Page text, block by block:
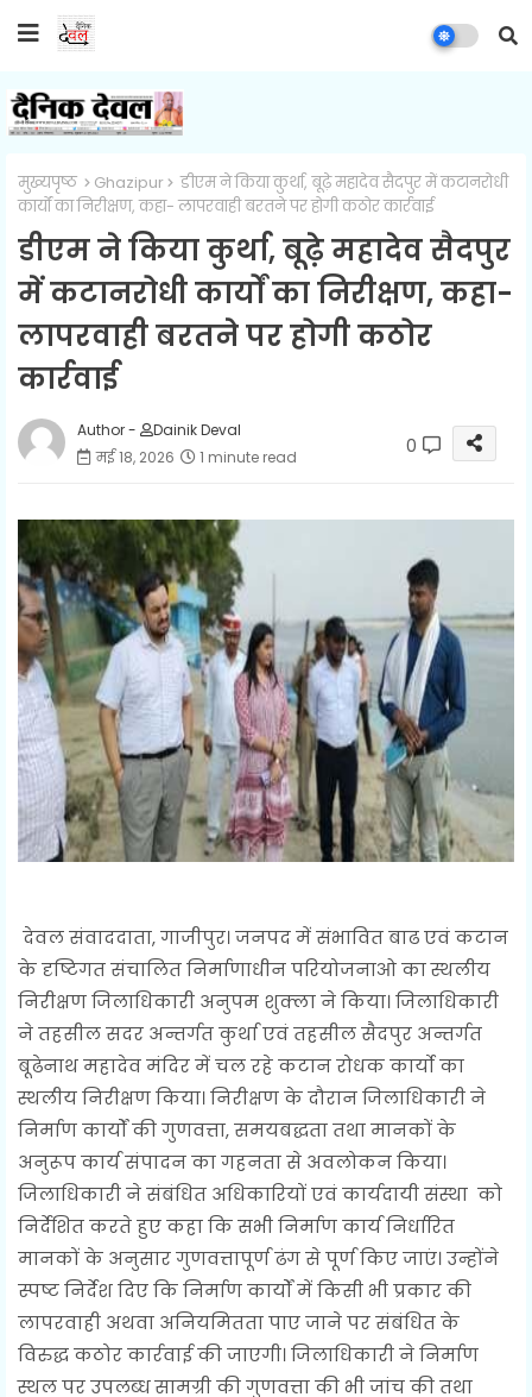
मुख्यपृष्ठ Ghazipur
डीएम ने किया कुर्था, बूढ़े महादेव सैदपुर में कटानरोधी
कार्यों का निरीक्षण, कहा- लापरवाही बरतने पर होगी कठोर कार्रवाई
डीएम ने किया कुर्था, बूढ़े महादेव सैदपुर
में कटानरोधी कार्यों का निरीक्षण, कहा-
लापरवाही बरतने पर होगी कठोर
कार्रवाई
Author -
Dainik Deval
मई 18, 2026
1 minute read 0
देवल संवाददाता, गाजीपुर। जनपद में संभावित बाढ एवं कटान
के दृष्टिगत संचालित निर्माणाधीन परियोजनाओ का स्थलीय
निरीक्षण जिलाधिकारी अनुपम शुक्ला ने किया। जिलाधिकारी
ने तहसील सदर अन्तर्गत कुर्था एवं तहसील सैदपुर अन्तर्गत
बूढेनाथ महादेव मंदिर में चल रहे कटान रोधक कार्यो का
स्थलीय निरीक्षण किया। निरीक्षण के दौरान जिलाधिकारी ने
निर्माण कार्यों की गुणवत्ता, समयबद्धता तथा मानकों के
अनुरूप कार्य संपादन का गहनता से अवलोकन किया।
जिलाधिकारी ने संबंधित अधिकारियों एवं कार्यदायी संस्था को
निर्देशित करते हुए कहा कि सभी निर्माण कार्य निर्धारित
मानकों के अनुसार गुणवत्तापूर्ण ढंग से पूर्ण किए जाएं। उन्होंने
स्पष्ट निर्देश दिए कि निर्माण कार्यों में किसी भी प्रकार की
लापरवाही अथवा अनियमितता पाए जाने पर संबंधित के
विरुद्ध कठोर कार्रवाई की जाएगी। जिलाधिकारी ने निर्माण
स्थल पर उपलब्ध सामग्री की गुणवत्ता की भी जांच की तथा